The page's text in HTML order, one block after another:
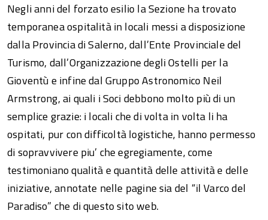
Negli anni del forzato esilio la Sezione ha trovato
temporanea ospitalità in locali messi a disposizione
dalla Provincia di Salerno, dall’Ente Provinciale del
Turismo, dall’Organizzazione degli Ostelli per la
Gioventù e infine dal Gruppo Astronomico Neil
Armstrong, ai quali i Soci debbono molto più di un
semplice grazie: i locali che di volta in volta li ha
ospitati, pur con difficoltà logistiche, hanno permesso
di sopravvivere piu’ che egregiamente, come
testimoniano qualità e quantità delle attività e delle
iniziative, annotate nelle pagine sia del “il Varco del
Paradiso” che di questo sito web.